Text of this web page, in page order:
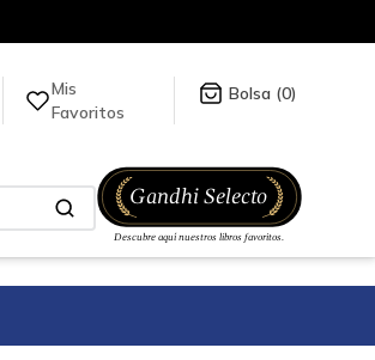
Mis
Favoritos
0